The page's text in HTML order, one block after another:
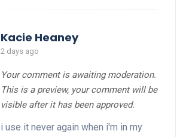
Your comment is awaiting moderation.
This is a preview, your comment will be
visible after it has been approved.
i use it never again when i'm in my
Kacie Heaney
2 days ago